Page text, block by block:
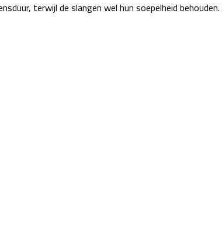
terwijl de slangen wel hun soepelheid behouden.